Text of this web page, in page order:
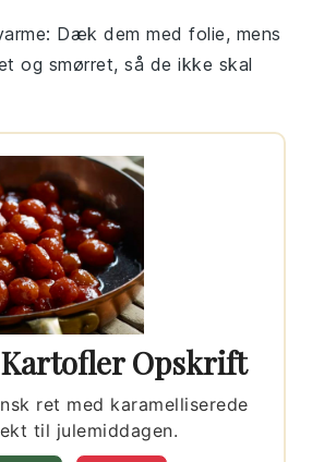
: Dæk dem med folie, mens
og smørret, så de ikke skal
Opskrift
ret med karamelliserede
til julemiddagen.